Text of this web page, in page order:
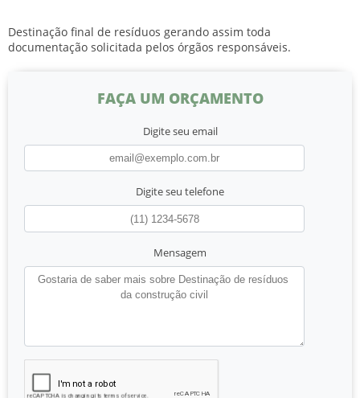
Destinação final de resíduos gerando assim toda
documentação solicitada pelos órgãos responsáveis.
FAÇA UM ORÇAMENTO
Digite seu email
Digite seu telefone
Mensagem